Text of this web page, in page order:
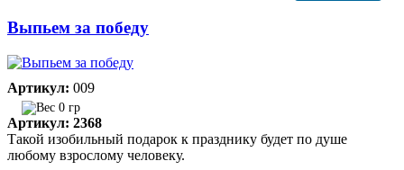
Выпьем за победу
Артикул: 009
0 гр
Артикул: 2368
Такой изобильный подарок к празднику будет по душе
любому взрослому человеку.